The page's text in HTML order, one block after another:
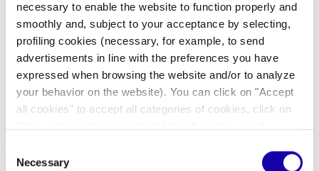
necessary to enable the website to function properly and
smoothly and, subject to your acceptance by selecting,
profiling cookies (necessary, for example, to send
advertisements in line with the preferences you have
expressed when browsing the website and/or to analyze
your behavior on the website). You can click on "Accept
all cookies" to accept all categories of cookies, click on
decide which cookies to accept. If you close this banner
Selection
Necessary
Infrastructure |
Come siamo arrivati ai dazi Ue sulle
auto elettriche fatte in Cina
L'Unione europea ha votato a favore dei dazi doganali sulle auto
elettriche cinesi. La misura mira a proteggere l'industria
dell'automobile in Europa, ma all'orizzonte c'è il rischio di una
d'accordo. Ecco cosa può succedere ora